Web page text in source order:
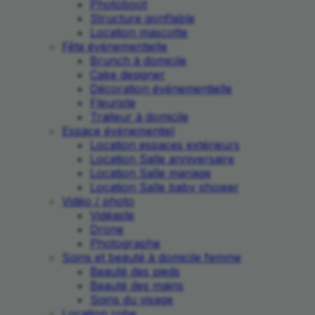
Photoboot
Structure gonflable
Location mascotte
Fête événementielle
Brunch à domicile
Cake designer
Décoration événementielle
Fleuriste
Traiteur à domicile
Espace événementiel
Location espaces extérieurs
Location Salle anniversaire
Location Salle mariage
Location Salle baby shower
Vidéo / photo
Vidéaste
Drone
Photographe
Soins et beauté à domicile femme
Beauté des pieds
Beauté des mains
Soins du visage